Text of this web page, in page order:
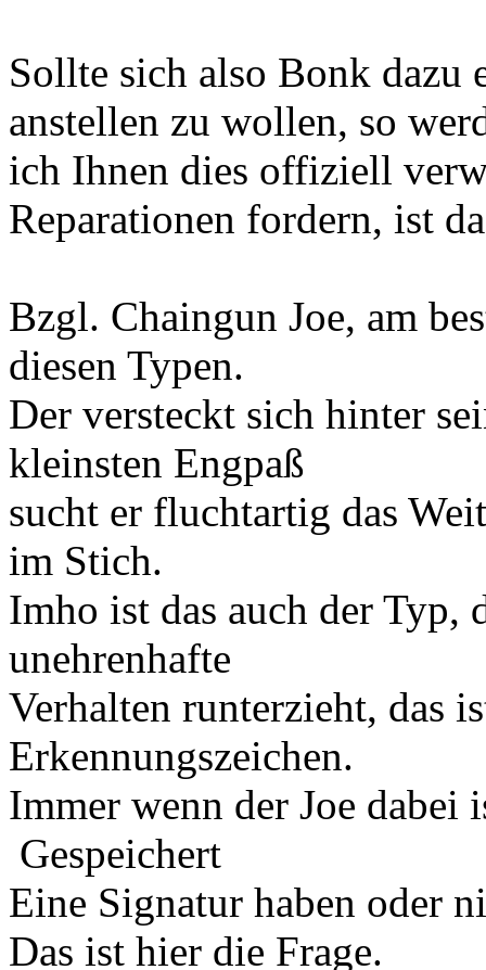
Sollte sich also Bonk dazu
anstellen zu wollen, so
ich Ihnen dies offiziell
Reparationen fordern, ist
Bzgl. Chaingun Joe, am
diesen Typen.
Der versteckt sich hinter
kleinsten Engpaß
sucht er fluchtartig das
im Stich.
Imho ist das auch der Typ,
unehrenhafte
Verhalten runterzieht, das
Erkennungszeichen.
Immer wenn der Joe dabei
Gespeichert
Eine Signatur haben oder
Das ist hier die Frage.